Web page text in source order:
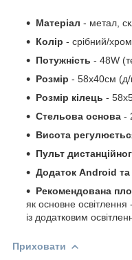
Матеріал - метал,
Колір - срібний/хром
Потужність - 48W
Розмір - 58х40см (д/
Розмір кілець -
Стельова основа -
Висота
Пульт
Додаток Android та
Рекомендована
як основне освітлення
із додатковим
Приховати